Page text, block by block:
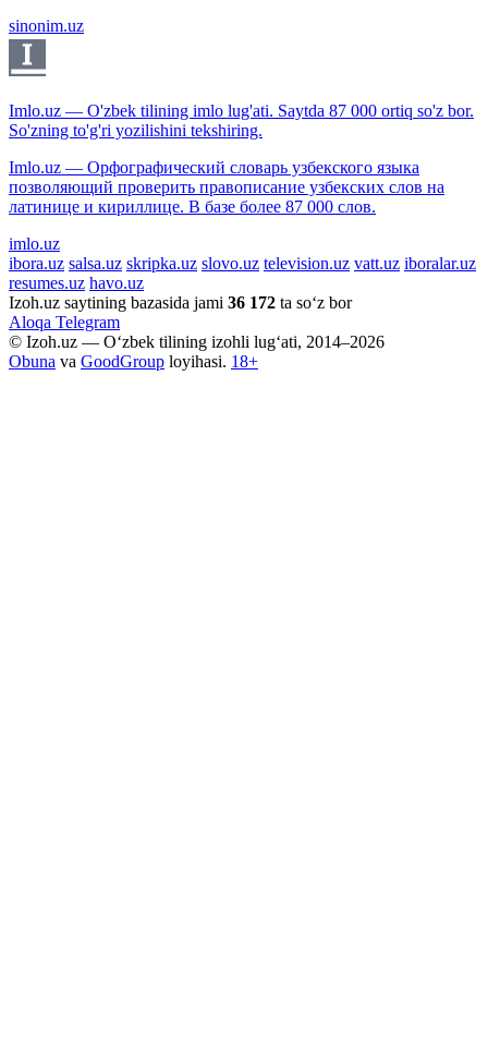
sinonim.uz
Imlo.uz — O'zbek tilining imlo lug'ati. Saytda 87 000 ortiq so'z bor.
So'zning to'g'ri yozilishini tekshiring.
Imlo.uz — Орфографический словарь узбекского языка
позволяющий проверить правописание узбекских слов на
латинице и кириллице. В базе более 87 000 слов.
imlo.uz
ibora.uz salsa.uz skripka.uz slovo.uz television.uz vatt.uz iboralar.uz
resumes.uz havo.uz
Izoh.uz saytining bazasida jami 36 172 ta so‘z bor
Aloqa Telegram
© Izoh.uz — O‘zbek tilining izohli lug‘ati, 2014–2026
Obuna va GoodGroup loyihasi. 18+